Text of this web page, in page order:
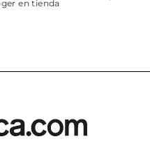
en tienda